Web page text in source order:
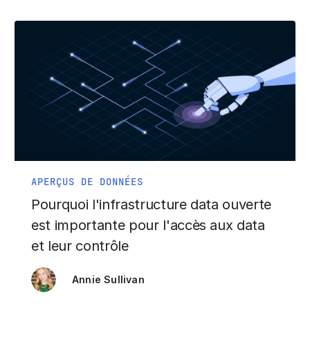
APERÇUS DE DONNÉES
Pourquoi l'infrastructure data ouverte
est importante pour l'accès aux data
et leur contrôle
Annie Sullivan